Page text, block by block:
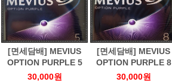
[면세담배] MEVIUS
OPTION PURPLE 5
30,000원
[면세담배] MEVIUS
OPTION PURPLE 8
30,000원